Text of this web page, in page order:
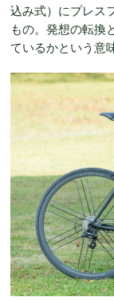
込み式）にプレス
もの。発想の転換
ているかという意